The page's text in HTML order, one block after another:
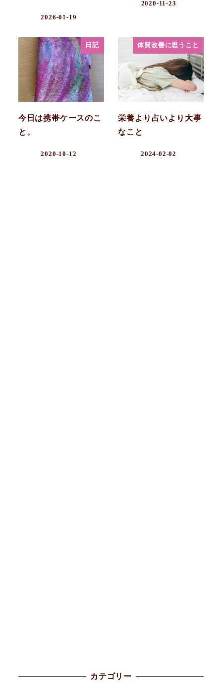
2026-01-19
2020-11-23
日記
今日は携帯ケースのこ
と。
2020-10-12
体質改善に思うこと
栄養より占いより大事
なこと
2024-02-02
カテゴリー